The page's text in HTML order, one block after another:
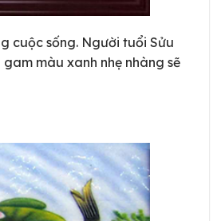
cuộc sống. Người tuổi Sửu
màu xanh nhẹ nhàng sẽ